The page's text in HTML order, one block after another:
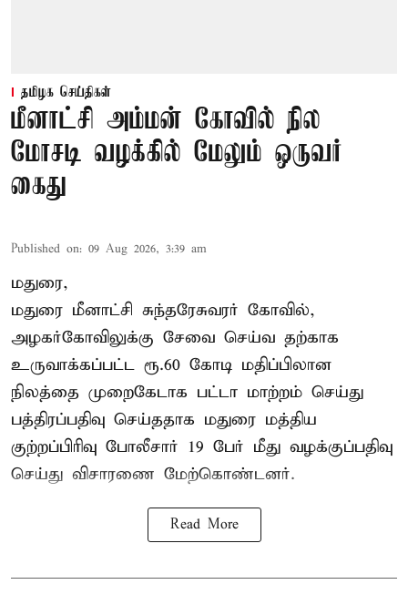
தமிழக செய்திகள்
மீனாட்சி அம்மன் கோவில் நில
மோசடி வழக்கில் மேலும் ஒருவர்
கைது
Published on: 09 Aug 2026, 3:39 am
மதுரை,
மதுரை மீனாட்சி சுந்தரேசுவரர் கோவில்,
அழகர்கோவிலுக்கு சேவை செய்வ தற்காக
உருவாக்கப்பட்ட ரூ.60 கோடி மதிப்பிலான
நிலத்தை முறைகேடாக பட்டா மாற்றம் செய்து
பத்திரப்பதிவு செய்ததாக மதுரை மத்திய
குற்றப்பிரிவு போலீசார் 19 பேர் மீது வழக்குப்பதிவு
செய்து விசாரணை மேற்கொண்டனர்.
Read More